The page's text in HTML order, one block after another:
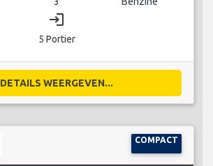
login
5 Portier
DETAILS WEERGEVEN...
COMPACT